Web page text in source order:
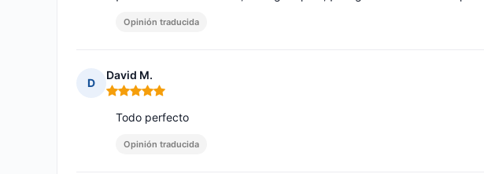
Opinión traducida
D
David M.
Nota: 5 de 5
Todo perfecto
Opinión traducida